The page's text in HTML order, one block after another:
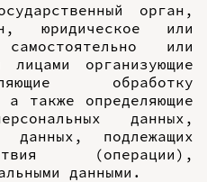
орган,
юридическое или
или
организующие
обработку
а также определяющие
данных,
данных, подлежащих
(операции),
данными.